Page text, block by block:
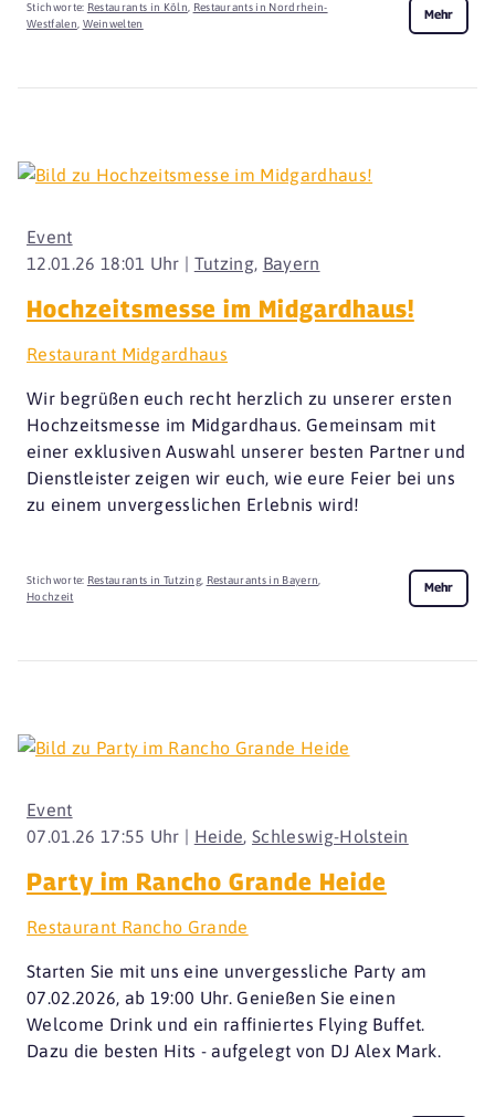
Stichworte: Restaurants in Köln
Restaurants in Nordrhein-
Westfalen Weinwelten
Mehr
12.01.26 18:01 Uhr | Tutzing, Bayern
Event
Hochzeitsmesse im Midgardhaus!
Restaurant Midgardhaus
Wir begrüßen euch recht herzlich zu unserer ersten
Hochzeitsmesse im Midgardhaus. Gemeinsam mit
einer exklusiven Auswahl unserer besten Partner und
Dienstleister zeigen wir euch, wie eure Feier bei uns
zu einem unvergesslichen Erlebnis wird!
Stichworte: Restaurants in Tutzing, Restaurants in Bayern,
Hochzeit
Mehr
07.01.26 17:55 Uhr | Heide, Schleswig-Holstein
Event
Party im Rancho Grande Heide
Restaurant Rancho Grande
Starten Sie mit uns eine unvergessliche Party am
07.02.2026, ab 19:00 Uhr. Genießen Sie einen
Welcome Drink und ein raffiniertes Flying Buffet.
Dazu die besten Hits - aufgelegt von DJ Alex Mark.